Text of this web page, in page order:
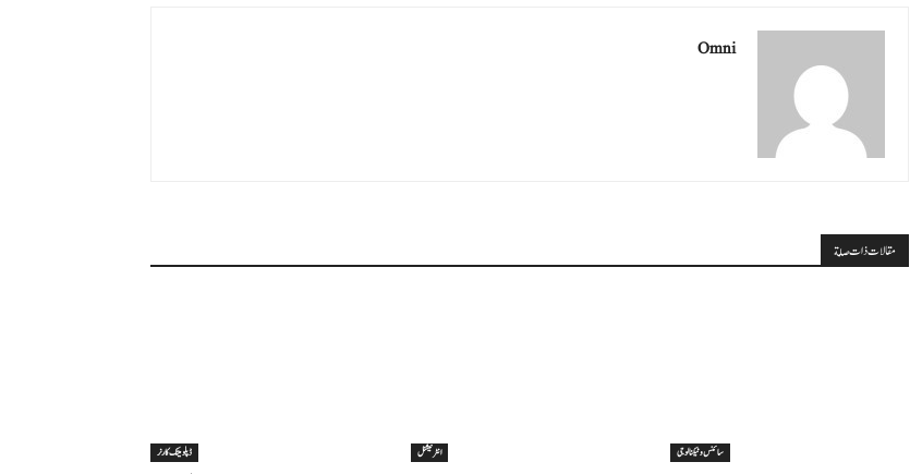
Omni
مقالات ذات صلة
سائنس وٹیکنالوجی انٹرنیشنل ڈپلومیٹک کارنر